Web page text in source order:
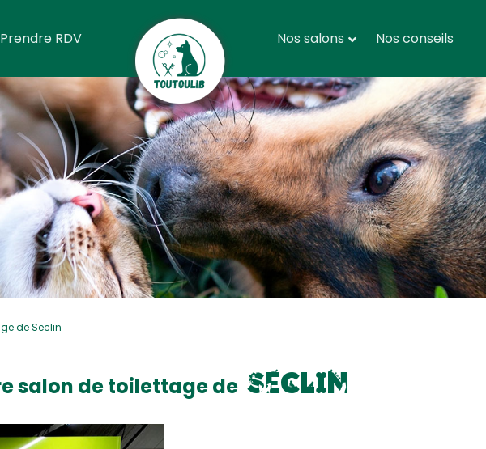
Prendre RDV Nos salons Nos conseils
de Seclin
salon de toilettage de Seclin